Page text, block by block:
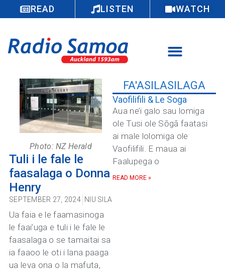
READ LISTEN WATCH
Photo: NZ Herald
Tuli i le fale le
faasalaga o Donna
Henry
SEPTEMBER 27, 2024 NIU SILA
Ua faia e le faamasinoga
le faai’uga e tuli i le fale le
faasalaga o se tamaitai sa
ia faaoo le oti i lana paaga
ua leva ona o la mafuta,
FA'ASILASILAGA
Vaofilifili & Le Soga
Aua ne’i galo sau lomiga
ole Tusi ole Sōgā faatasi
ai male lolomiga ole
Vaofilifili. E maua ai
Faalupega o
READ MORE »